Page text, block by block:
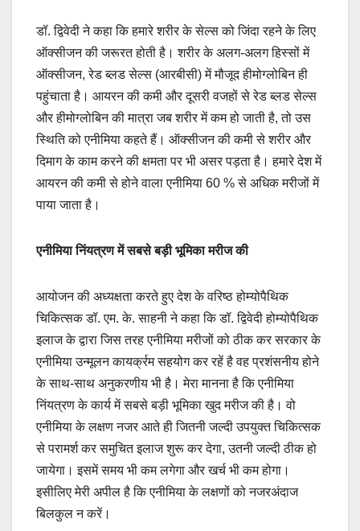
डॉ. द्विवेदी ने कहा कि हमारे शरीर के सेल्स को जिंदा रहने के लिए
ऑक्सीजन की जरूरत होती है। शरीर के अलग-अलग हिस्सों में
ऑक्सीजन, रेड ब्लड सेल्स (आरबीसी) में मौजूद हीमोग्लोबिन ही
पहुंचाता है। आयरन की कमी और दूसरी वजहों से रेड ब्लड सेल्स
और हीमोग्लोबिन की मात्रा जब शरीर में कम हो जाती है, तो उस
स्थिति को एनीमिया कहते हैं। ऑक्सीजन की कमी से शरीर और
दिमाग के काम करने की क्षमता पर भी असर पड़ता है। हमारे देश में
आयरन की कमी से होने वाला एनीमिया 60 % से अधिक मरीजों में
पाया जाता है।
एनीमिया निंयत्रण में सबसे बड़ी भूमिका मरीज की
आयोजन की अध्यक्षता करते हुए देश के वरिष्ठ होम्योपैथिक
चिकित्सक डॉ. एम. के. साहनी ने कहा कि डॉ. द्विवेदी होम्योपैथिक
इलाज के द्वारा जिस तरह एनीमिया मरीजों को ठीक कर सरकार के
एनीमिया उन्मूलन कायर्क्रम सहयोग कर रहें है वह प्रशंसनीय होने
के साथ-साथ अनुकरणीय भी है। मेरा मानना है कि एनीमिया
निंयत्रण के कार्य में सबसे बड़ी भूमिका खुद मरीज की है। वो
एनीमिया के लक्षण नजर आते ही जितनी जल्दी उपयुक्त चिकित्सक
से परामर्श कर समुचित इलाज शुरू कर देगा, उतनी जल्दी ठीक हो
जायेगा। इसमें समय भी कम लगेगा और खर्च भी कम होगा।
इसीलिए मेरी अपील है कि एनीमिया के लक्षणों को नजरअंदाज
बिलकुल न करें।